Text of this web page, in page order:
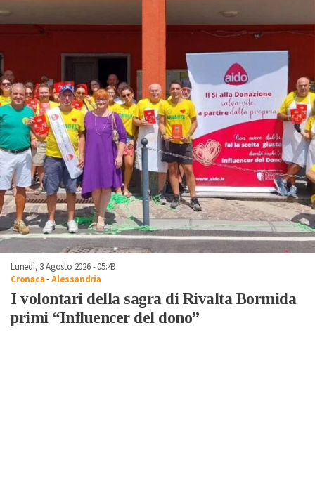
Lunedì, 3 Agosto 2026 - 05:49
Cronaca-Alessandria
I volontari della sagra di Rivalta Bormida
primi “Influencer del dono”